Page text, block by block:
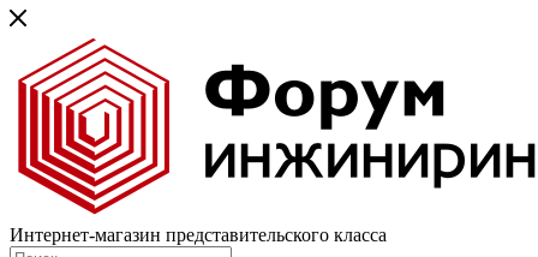
Интернет-магазин представительского класса